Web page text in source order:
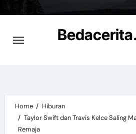
content
Home
Hiburan
Taylor Swift dan Travis Kelce Saling
Remaja